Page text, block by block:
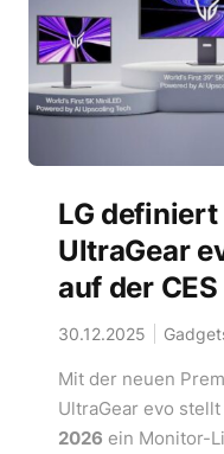
LG
UltraGear
auf der
30.12.2025
Mit der neuen
UltraGear evo
2026 ein Monitor-